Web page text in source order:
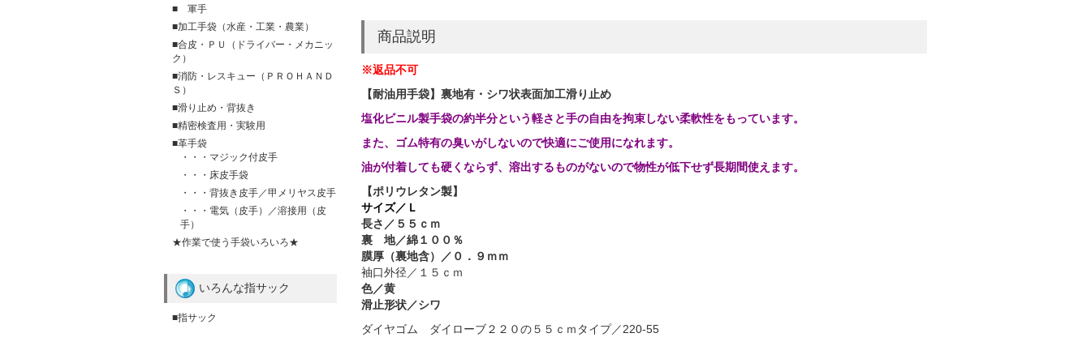
商品説明
※返品不可
【耐油用手袋】裏地有・シワ状表面加工滑り止め
塩化ビニル製手袋の約半分という軽さと手の自由を拘束しない柔軟性をもっています。
また、ゴム特有の臭いがしないので快適にご使用になれます。
油が付着しても硬くならず、溶出するものがないので物性が低下せず長期間使えます。
【ポリウレタン製】
サイズ／Ｌ
長さ／５５ｃｍ
裏 地／綿１００％
膜厚（裏地含）／０．９ｍｍ
袖口外径／１５ｃｍ
色／黄
滑止形状／シワ
ダイヤゴム ダイローブ２２０の５５ｃｍタイプ／220-55
■ 軍手
■加工手袋（水産・工業・農業）
■合皮・ＰＵ（ドライバー・メカニッ
ク）
■消防・レスキュー（ＰＲＯＨＡＮＤ
Ｓ）
■滑り止め・背抜き
■精密検査用・実験用
■革手袋
・・・マジック付皮手
・・・床皮手袋
・・・背抜き皮手／甲メリヤス皮手
・・・電気（皮手）／溶接用（皮
手）
★作業で使う手袋いろいろ★
いろんな指サック
■指サック